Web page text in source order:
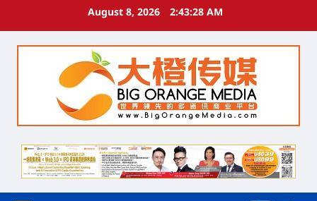
August 8, 2026 2:43:30 AM